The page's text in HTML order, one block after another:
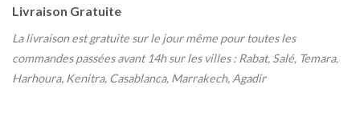
Livraison Gratuite
La livraison est gratuite sur le jour même pour toutes les
commandes passées avant 14h sur les villes : Rabat, Salé, Temara,
Harhoura, Kenitra, Casablanca, Marrakech, Agadir